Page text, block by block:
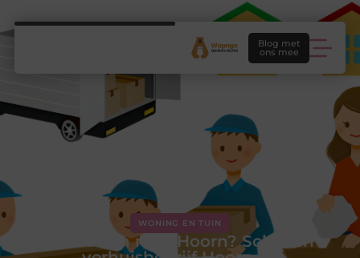
Blog met
ons mee
WONING EN TUIN
Verhuizen naar Hoorn? Schaken